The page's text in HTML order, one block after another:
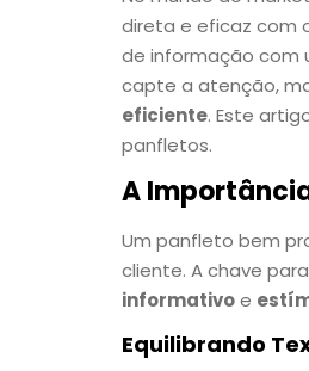
direta e eficaz com
de informação com
capte a atenção,
eficiente. Este
panfletos.
A
Um panfleto bem
cliente. A chave
informativoe
Equilibrando